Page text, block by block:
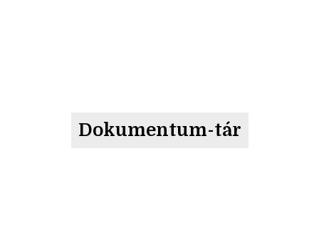
Dokumentum-tár